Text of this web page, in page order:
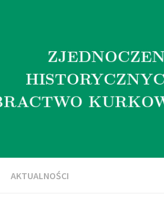
AKTUALNOŚCI